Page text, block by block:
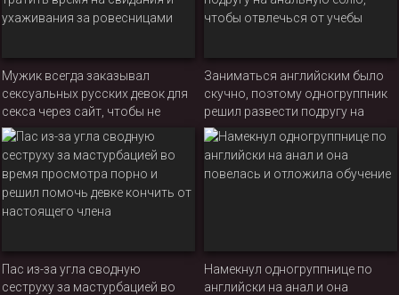
Мужик всегда заказывал
сексуальных русских девок для
секса через сайт, чтобы не
тратить время на свидания и
ухаживания за ровесницами
Заниматься английским было
скучно, поэтому одногруппник
решил развести подругу на
анальную еблю, чтобы
отвлечься от учебы
Пас из-за угла сводную
сеструху за мастурбацией во
Намекнул одногруппнице по
английски на анал и она